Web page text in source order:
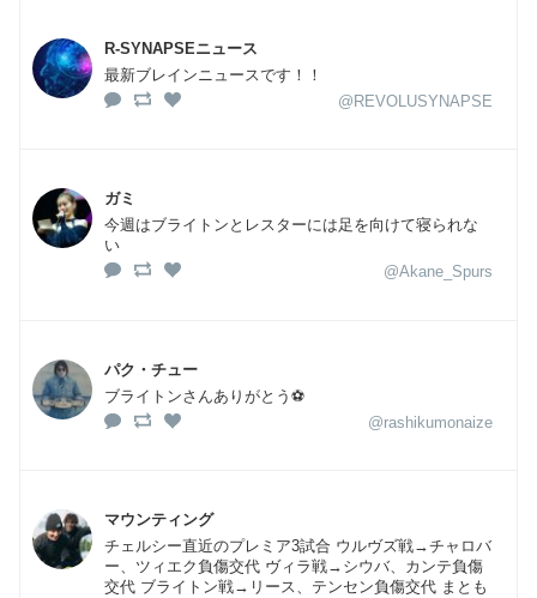
R-SYNAPSEニュース
最新ブレインニュースです！！
@REVOLUSYNAPSE
ガミ
今週はブライトンとレスターには足を向けて寝られな
い
@Akane_Spurs
パク・チュー
ブライトンさんありがとう⚽️
@rashikumonaize
マウンティング
チェルシー直近のプレミア3試合 ウルヴズ戦→チャロバ
ー、ツィエク負傷交代 ヴィラ戦→シウバ、カンテ負傷
交代 ブライトン戦→リース、テンセン負傷交代 まとも